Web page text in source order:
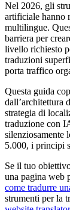
Nel 2026, gli
artificiale hanno
multilingue.
barriera per
livello richiesto
traduzioni
porta traffico
Questa guida
dall’architettura
strategia di
traduzione con
silenziosamente
5.000, i principi
Se il tuo
una pagina web
come tradurre
strumenti per la